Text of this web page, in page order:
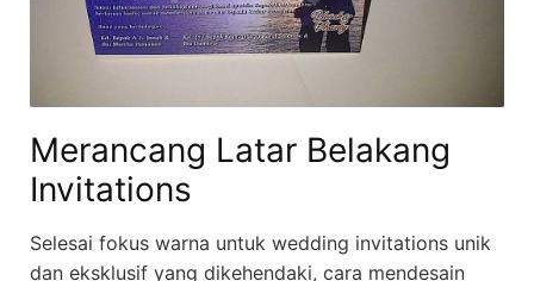
Merancang Latar Belakang
Invitations
Selesai fokus warna untuk wedding invitations unik
dan eksklusif yang dikehendaki, cara mendesain